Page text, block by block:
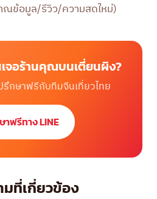
ข้อมูล/รีวิว/ความสดใหม่)
จอร้านคุณบนเตี่ยนผิง?
รึกษาฟรีกับทีมจีนเที่ยวไทย
าฟรีทาง LINE
ที่เกี่ยวข้อง